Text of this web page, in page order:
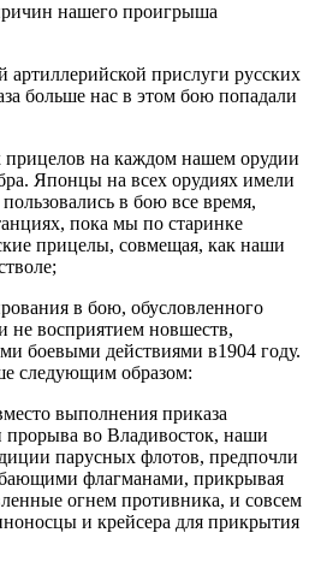
нашего проигрыша
прислуги русских
больше нас в этом бою попадали
прицелов на каждом нашем орудии
Японцы на всех орудиях имели
в бою все время,
пока мы по старинке
прицелы, совмещая, как наши
в бою, обусловленного
не восприятием новшеств,
боевыми действиями в1904 году.
следующим образом:
выполнения приказа
прорыва во Владивосток, наши
парусных флотов, предпочли
флагманами, прикрывая
огнем противника, и совсем
и крейсера для прикрытия